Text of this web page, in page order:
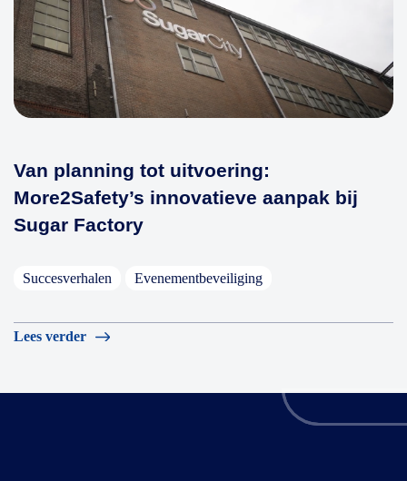
Van planning tot uitvoering:
More2Safety’s innovatieve aanpak bij
Sugar Factory
Succesverhalen Evenementbeveiliging
Lees verder